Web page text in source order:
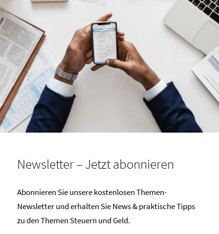
Newsletter – Jetzt abonnieren
Abonnieren Sie unsere kostenlosen Themen-
Newsletter und erhalten Sie News & praktische Tipps
zu den Themen Steuern und Geld.